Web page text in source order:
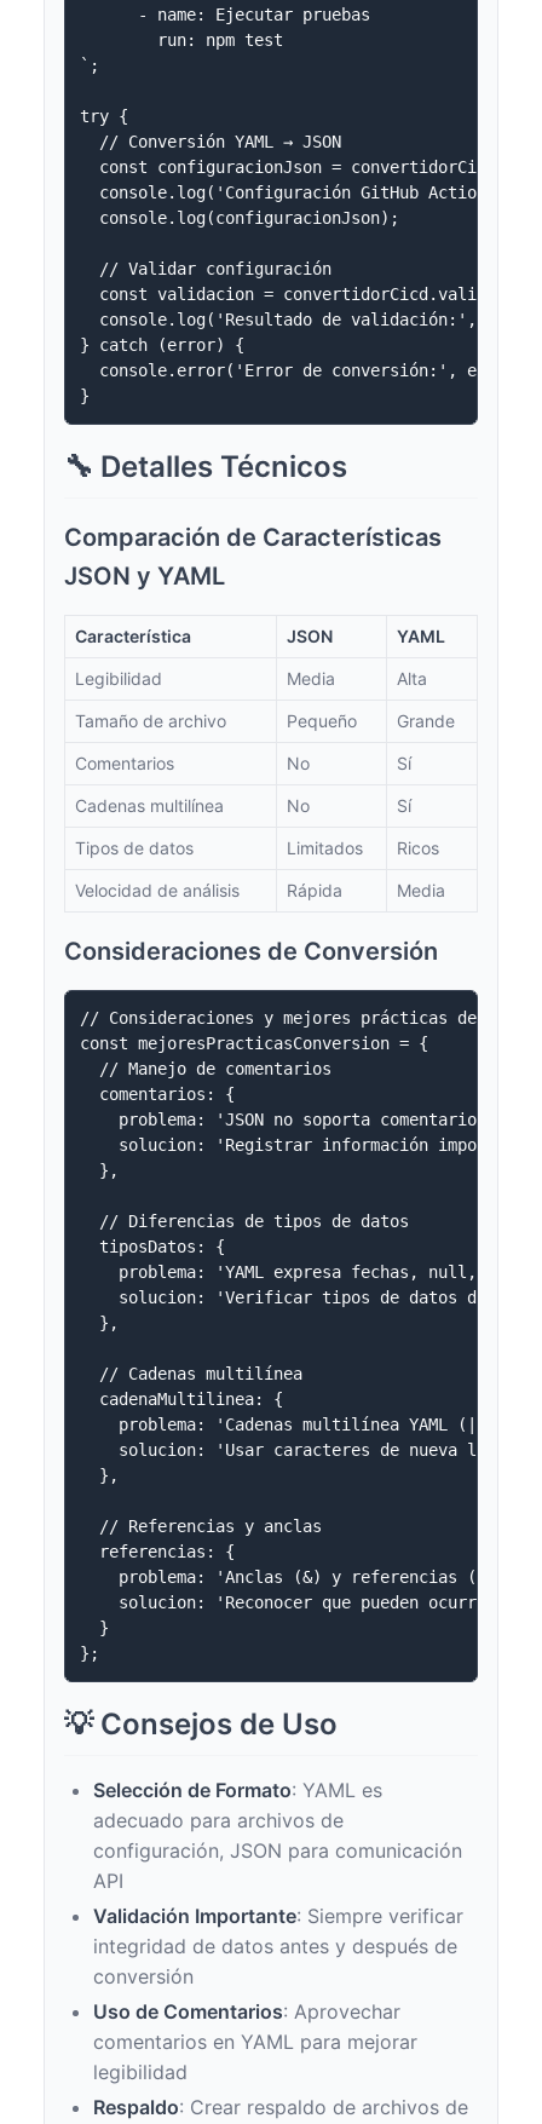
      - name: Ejecutar pruebas
        run: npm test
`;
try {
  // Conversión YAML → JSON
const configuracionJson =
console.log('Configuración GitHub Actions en
  console.log(configuracionJson);
  // Validar configuración
const validacion =
console.log('Resultado de validación:',
} catch (error) {
console.error('Error de conversión:',
🔧 Detalles Técnicos
Comparación de Características
JSON y YAML
Característica JSON YAML
Legibilidad Media Alta
Tamaño de archivo Pequeño Grande
Comentarios No Sí
Cadenas multilínea No Sí
Tipos de datos Limitados Ricos
Velocidad de análisis Rápida Media
Consideraciones de Conversión
// Consideraciones y mejores prácticas de
const mejoresPracticasConversion = {
  // Manejo de comentarios
  comentarios: {
problema: 'JSON no soporta comentarios, se
solucion: 'Registrar información
  },
  // Diferencias de tipos de datos
  tiposDatos: {
problema: 'YAML expresa fechas, null,
solucion: 'Verificar tipos de datos
  },
  // Cadenas multilínea
  cadenaMultilinea: {
problema: 'Cadenas multilínea YAML (|, >)
solucion: 'Usar caracteres de nueva línea
  },
  // Referencias y anclas
  referencias: {
problema: 'Anclas (&) y referencias (*) de
solucion: 'Reconocer que pueden ocurrir
  }
💡 Consejos de Uso
Selección de Formato: YAML es
adecuado para archivos de
configuración, JSON para comunicación
API
Validación Importante: Siempre verificar
integridad de datos antes y después de
conversión
Uso de Comentarios: Aprovechar
comentarios en YAML para mejorar
legibilidad
Respaldo: Crear respaldo de archivos de